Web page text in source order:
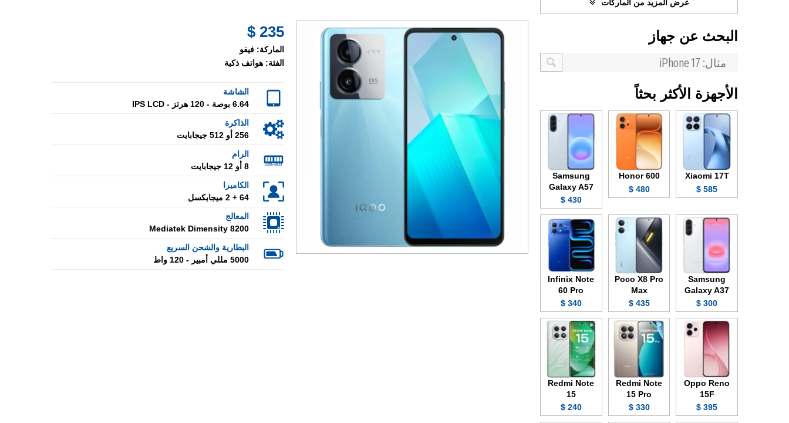
235 $
الماركة: فيفو
الفئة: هواتف ذكية
الشاشة
6.64 بوصة - 120 هرتز - IPS LCD
الذاكرة
256 أو 512 جيجابايت
الرام
8 أو 12 جيجابايت
الكاميرا
64 + 2 ميجابكسل
المعالج
Mediatek Dimensity 8200
البطارية والشحن السريع
5000 مللي أمبير - 120 واط
عرض المزيد من الماركات
البحث عن جهاز
الأجهزة الأكثر بحثاً
Xiaomi 17T
585 $
Honor 600
480 $
Samsung
Galaxy A57
430 $
Samsung
Galaxy A37
300 $
Poco X8 Pro
Max
435 $
Infinix Note
60 Pro
340 $
Oppo Reno
15F
395 $
Redmi Note
15 Pro
330 $
Redmi Note
15
240 $